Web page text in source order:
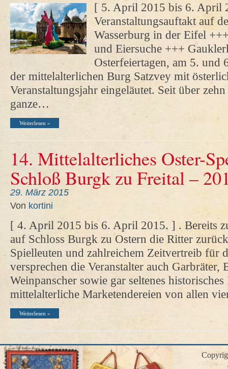
[ 5. April 2015 bis 6. April
Veranstaltungsauftakt auf
Wasserburg in der Eifel
und Eiersuche +++
Osterfeiertagen, am 5.
der mittelalterlichen Burg Satzvey mit
Veranstaltungsjahr eingeläutet. Seit über
ganze…
Weiterlesen »
14. Mittelalterliches Oster-
Schloß Burgk zu Freital –
29. März 2015
Von kortini
[ 4. April 2015 bis 6. April 2015. ] . Bereits
auf Schloss Burgk zu Ostern die Ritter
Spielleuten und zahlreichem Zeitvertreib für
versprechen die Veranstalter auch Garbräter,
Weinpanscher sowie gar seltenes
mittelalterliche Marketendereien von allen
Weiterlesen »